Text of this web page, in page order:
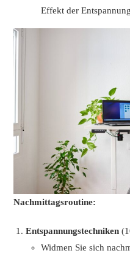
Effekt der
Nachmittagsroutine:
Entspannungstechniken
Widmen Sie sich